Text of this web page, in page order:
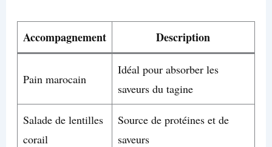
Accompagnement Description
Pain marocain
Idéal pour absorber les
saveurs du tagine
Salade de lentilles
corail
Source de protéines et de
saveurs